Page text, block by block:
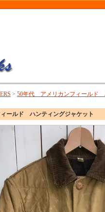
> 50年代 アメリカンフィールド
ールド ハンティングジャケット